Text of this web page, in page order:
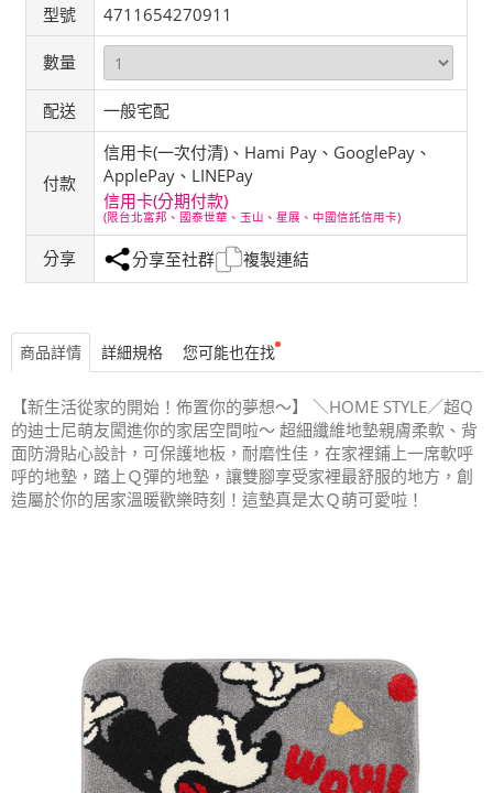
型號 4711654270911
數量
配送 一般宅配
付款
信用卡(一次付清)、Hami Pay、GooglePay、
ApplePay、LINEPay
信用卡(分期付款)
(限台北富邦、國泰世華、玉山、星展、中國信託信用卡)
分享 分享至社群 複製連結
商品詳情 詳細規格 您可能也在找
【新生活從家的開始！佈置你的夢想～】 ＼HOME STYLE／超Q
的迪士尼萌友闖進你的家居空間啦～ 超細纖維地墊親膚柔軟、背
面防滑貼心設計，可保護地板，耐磨性佳，在家裡鋪上一席軟呼
呼的地墊，踏上Ｑ彈的地墊，讓雙腳享受家裡最舒服的地方，創
造屬於你的居家溫暖歡樂時刻！這墊真是太Ｑ萌可愛啦！